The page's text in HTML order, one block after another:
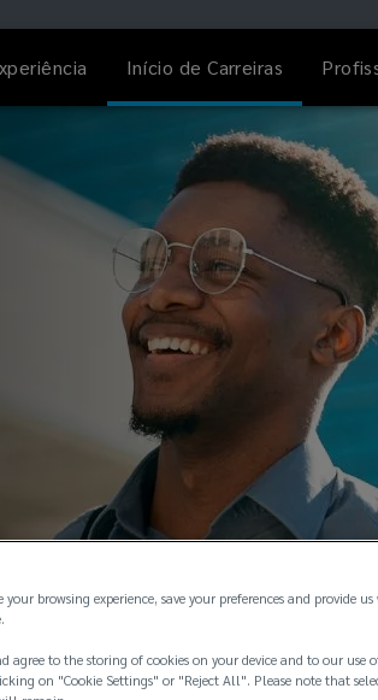
Início de Carreiras
browsing experience, save your preferences and provide
agree to the storing of cookies on your device and to our use
on "Cookie Settings" or "Reject All". Please note that